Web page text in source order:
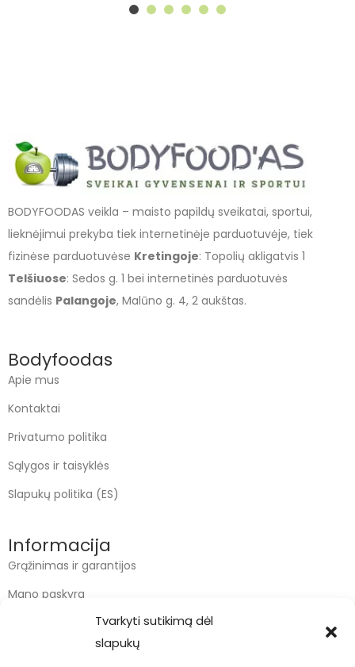
Tvarkyti sutikimą dėl
slapukų
BODYFOODAS veikla – maisto papildų sveikatai, sportui,
lieknėjimui prekyba tiek internetinėje parduotuvėje, tiek
fizinėse parduotuvėse Kretingoje: Topolių akligatvis 1
Telšiuose: Sedos g. 1 bei internetinės parduotuvės
sandėlis Palangoje, Malūno g. 4, 2 aukštas.
Bodyfoodas
Apie mus
Kontaktai
Privatumo politika
Sąlygos ir taisyklės
Slapukų politika (ES)
Informacija
Grąžinimas ir garantijos
Mano paskyra